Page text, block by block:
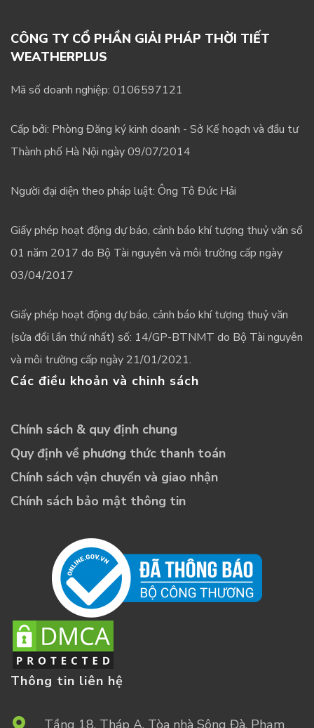
CÔNG TY CỔ PHẦN GIẢI PHÁP THỜI TIẾT
WEATHERPLUS
Mã số doanh nghiệp: 0106597121
Cấp bởi: Phòng Đăng ký kinh doanh - Sở Kế hoạch và đầu tư
Thành phố Hà Nội ngày 09/07/2014
Người đại diện theo pháp luật: Ông Tô Đức Hải
Giấy phép hoạt động dự báo, cảnh báo khí tượng thuỷ văn số
01 năm 2017 do Bộ Tài nguyên và môi trường cấp ngày
03/04/2017
Giấy phép hoạt động dự báo, cảnh báo khí tượng thuỷ văn
(sửa đổi lần thứ nhất) số: 14/GP-BTNMT do Bộ Tài nguyên
và môi trường cấp ngày 21/01/2021.
Các điều khoản và chinh sách
Chính sách & quy định chung
Quy định về phương thức thanh toán
Chính sách vận chuyển và giao nhận
Chính sách bảo mật thông tin
Thông tin liên hệ
Tầng 18, Tháp A, Tòa nhà Sông Đà, Phạm